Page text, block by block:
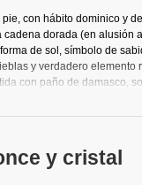
con hábito dominico y
dorada (en alusión
de sol, símbolo de
y verdadero elemento
con paño de damasco,
inspirado por el
también en la pintura
de la dignidad
junto al sol, el libro, el
y cristal